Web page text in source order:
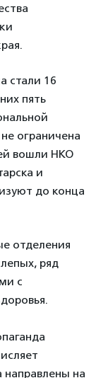
стали 16
пять
ограничена
вошли НКО
и
до конца
отделения
ряд
с
на